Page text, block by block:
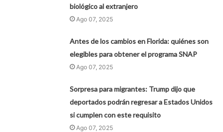
biológico al extranjero
Ago 07, 2025
Antes de los cambios en Florida: quiénes son
elegibles para obtener el programa SNAP
Ago 07, 2025
Sorpresa para migrantes: Trump dijo que
deportados podrán regresar a Estados Unidos
si cumplen con este requisito
Ago 07, 2025